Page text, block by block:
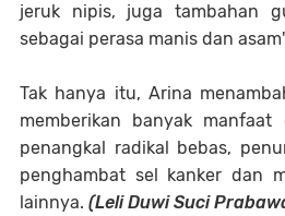
jeruk nipis, juga tambahan
sebagai perasa manis dan
Tak hanya itu, Arina
memberikan banyak
penangkal radikal bebas,
penghambat sel kanker dan
lainnya. (Leli Duwi Suci